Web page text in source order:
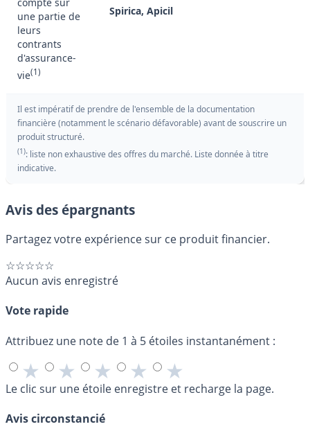
compte sur
une partie de
leurs
contrants
d'assurance-
vie(1)
Spirica, Apicil
Il est impératif de prendre de l'ensemble de la documentation
financière (notamment le scénario défavorable) avant de souscrire un
produit structuré.
(1): liste non exhaustive des offres du marché. Liste donnée à titre
indicative.
Avis des épargnants
Partagez votre expérience sur ce produit financier.
☆☆☆☆☆
Aucun avis enregistré
Vote rapide
Attribuez une note de 1 à 5 étoiles instantanément :
★ ★ ★ ★ ★
Le clic sur une étoile enregistre et recharge la page.
Avis circonstancié